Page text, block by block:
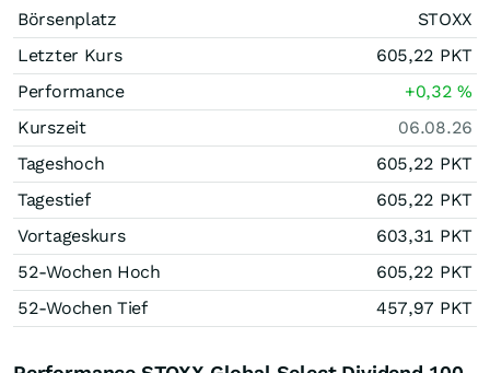
Börsenplatz
STOXX
Letzter Kurs
605,22 PKT
Performance
+0,32%
Kurszeit
06.08.26
Tageshoch
605,22 PKT
Tagestief
605,22 PKT
Vortageskurs
603,31 PKT
52-Wochen Hoch
605,22 PKT
52-Wochen Tief
457,97 PKT